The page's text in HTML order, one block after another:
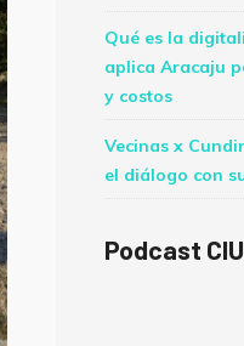
Qué es la
aplica Aracaju
y costos
Vecinas x
el diálogo con
Podcast